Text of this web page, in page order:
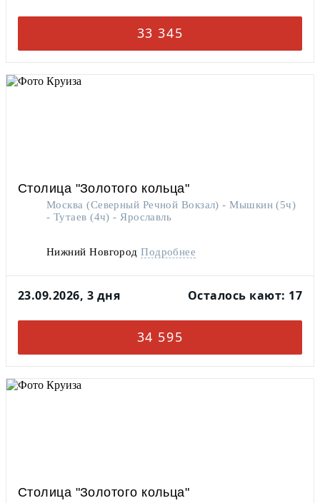
33 345
Столица "Золотого кольца"
Москва (Северный Речной Вокзал) - Мышкин (5ч)
- Тутаев (4ч) - Ярославль
Нижний НовгородПодробнее
23.09.2026, 3 дня Осталось кают: 17
34 595
Столица "Золотого кольца"